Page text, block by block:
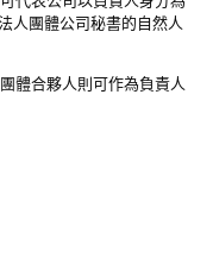
人團體公司秘書的自然人
體合夥人則可作為負責人